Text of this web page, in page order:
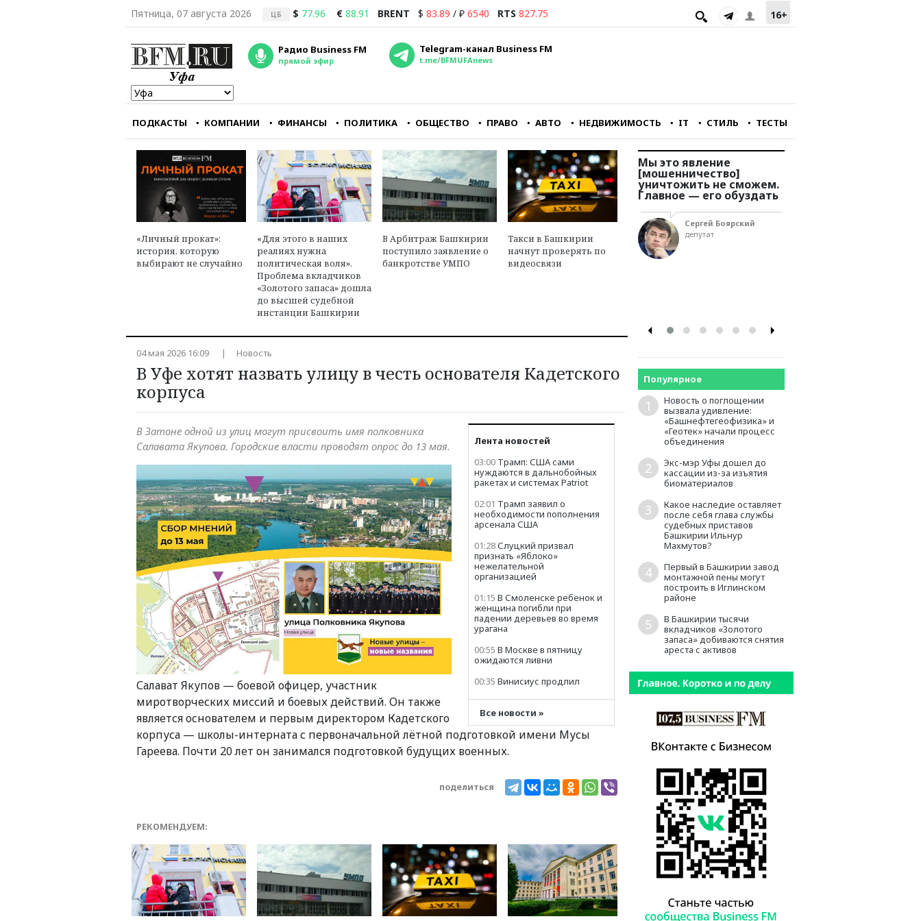
Пятница, 07 августа 2026 ЦБ $ 77.96 € 88.91 BRENT $ 83.89 / ₽ 6540 RTS 827.75 16+
Радио Business FM
прямой эфир
Telegram-канал Business FM
t.me/BFMUFAnews
ПОДКАСТЫ КОМПАНИИ ФИНАНСЫ ПОЛИТИКА ОБЩЕСТВО ПРАВО АВТО НЕДВИЖИМОСТЬ IT СТИЛЬ ТЕСТЫ
«Личный прокат»:
история, которую
выбирают не случайно
«Для этого в наших
реалиях нужна
политическая воля».
Проблема вкладчиков
«Золотого запаса» дошла
до высшей судебной
инстанции Башкирии
В Арбитраж Башкирии
поступило заявление о
банкротстве УМПО
Такси в Башкирии
начнут проверять по
видеосвязи
04 мая 2026 16:09 Новость
В Уфе хотят назвать улицу в честь основателя Кадетского
корпуса
Лента новостей
03:00 Трамп: США сами
нуждаются в дальнобойных
ракетах и системах Patriot
02:01 Трамп заявил о
необходимости пополнения
арсенала США
01:28Слуцкий призвал
признать «Яблоко»
нежелательной
организацией
01:15 В Смоленске ребенок и
женщина погибли при
падении деревьев во время
урагана
00:55 В Москве в пятницу
ожидаются ливни
00:35 Винисиус продлил
года
00:28Отказаться от
российского гражданства
станет значительно дороже
штурмовую дивизию
легендарной
направлении
06 августа, 23:58
Генпрокуратура признала
нежелательным в РФ
американский Human Rights
Foundation
Все новости »
В Затоне одной из улиц могут присвоить имя полковника
Салавата Якупова. Городские власти проводят опрос до 13 мая.
Салават Якупов — боевой офицер, участник
миротворческих миссий и боевых действий. Он также
является основателем и первым директором Кадетского
корпуса — школы-интерната с первоначальной лётной подготовкой имени Мусы
Гареева. Почти 20 лет он занимался подготовкой будущих военных.
поделиться
РЕКОМЕНДУЕМ:
Республиканцам крайне
важно заткнуть горло
главному
оппозиционному рупору
— CNN
Александр Трещев
юрист, эксперт в области
международного права
Совершенно очевидно,
что для владельцев
аэропорта Внуково
Домодедово — это
понятный и
перспективный бизнес
Олег Пантелеев
исполнительный директор
агентства «Авиапорт»
Если подумать, что
завтра, может, и не
наступит, то, может
быть, хотя бы машину
купить или фен Dyson
Максим Ульянов
независимый
финансовый эксперт,
инвестор
Мы это явление
[мошенничество]
уничтожить не сможем.
Главное — его обуздать
Сергей Боярский
депутат
Популярное
1
Новость о поглощении
вызвала удивление:
«Башнефтегеофизика» и
«Геотек» начали процесс
объединения
2
Экс-мэр Уфы дошел до
кассации из-за изъятия
биоматериалов
3
Какое наследие оставляет
после себя глава службы
судебных приставов
Башкирии Ильнур
Махмутов?
4
Первый в Башкирии завод
монтажной пены могут
построить в Иглинском
районе
5
В Башкирии тысячи
вкладчиков «Золотого
запаса» добиваются снятия
ареста с активов